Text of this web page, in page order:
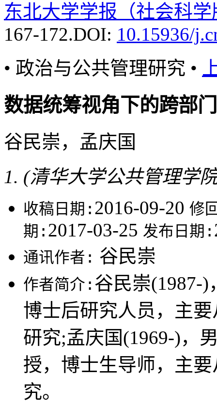
东北大学学报（社会科学
167-172.DOI: 10.15936/
• 政治与公共管理研究 •
数据统筹视角下的跨部
谷民崇，孟庆国
(清华大学公共管理学
收稿日期: 2016-09-20 修
期: 2017-03-25 发布日期:
通讯作者: 谷民崇
作者简介: 谷民崇(1987-
博士后研究人员，主
研究;孟庆国(1969-)，
授，博士生导师，主
究。